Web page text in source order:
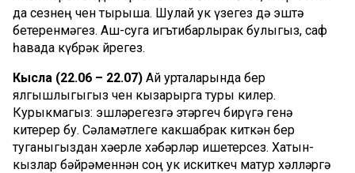
да сезнең өчен тырыша. Шулай ук үзегез дә эштә
бетеренмәгез. Аш-суга игътибарлырак булыгыз, саф
һавада күбрәк йөрегез.
Кысла (22.06 – 22.07) Ай урталарында бер
ялгышлыгыгыз өчен кызарырга туры килер.
Курыкмагыз: эшләрегезгә этәргеч бирүгә генә
китерер бу. Сәламәтлеге какшабрак киткән бер
туганыгыздан хәерле хәбәрләр ишетерсез. Хатын-
кызлар бәйрәменнән соң ук искиткеч матур хәлләргә